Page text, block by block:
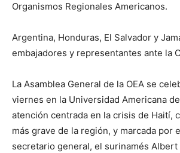
Organismos Regionales Americanos.
Argentina, Honduras, El Salvador y
embajadores y representantes ante la
La Asamblea General de la OEA se
viernes en la Universidad Americana
atención centrada en la crisis de Haití,
más grave de la región, y marcada por
secretario general, el surinamés Albert